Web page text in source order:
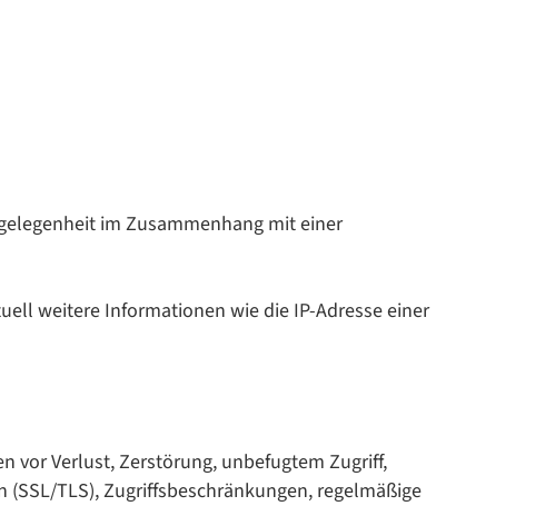
im Zusammenhang mit einer
weitere Informationen wie die IP-Adresse einer
vor Verlust, Zerstörung, unbefugtem Zugriff,
TLS), Zugriffsbeschränkungen, regelmäßige